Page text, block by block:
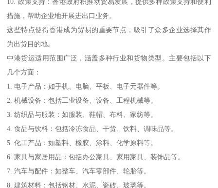
措施，帮助企业地开展进出口业务。
这些特点使得香港成为贸易的重要节点，吸引了众多企业选择其作
为出货目的地。
中港货运适用范围广泛，涵盖多种行业和货物类型。主要包括以下
几个方面：
1. 电子产品：如手机、电脑、平板、电子元器件等。
2. 机械设备：包括工业设备、设备、工程机械等。
3. 纺织品与服装：如服装、鞋帽、布料、家纺等。
4. 食品与饮料：包括冷冻食品、干货、饮料、调味品等。
5. 化工产品：如塑料、橡胶、涂料、化学原料等。
6. 家具与家居用品：包括办公家具、家用家具、装饰品等。
7. 汽车与配件：如整车、汽车零部件、轮胎等。
8. 建筑材料：包括钢材、水泥、瓷砖、玻璃等。